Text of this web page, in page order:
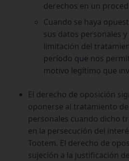
derechos en un
Cuando se haya
sus datos personales y
limitación del
período que nos
motivo legítimo que
El derecho de oposición
oponerse al tratamiento
personales cuando dicho
en la persecución del
Tootem. El derecho de
sujeción a la justificación